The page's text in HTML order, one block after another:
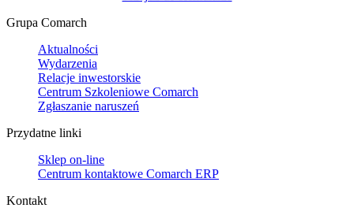
Grupa Comarch
Aktualności
Wydarzenia
Relacje inwestorskie
Centrum Szkoleniowe Comarch
Zgłaszanie naruszeń
Przydatne linki
Sklep on-line
Centrum kontaktowe Comarch ERP
Kontakt